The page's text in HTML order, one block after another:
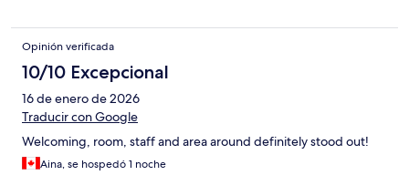
Opinión verificada
10/10 Excepcional
16 de enero de 2026
Traducir con Google
Welcoming, room, staff and area around definitely stood out!
Aina, se hospedó 1 noche